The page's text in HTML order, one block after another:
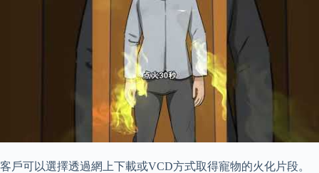
客戶可以選擇透過網上下載或VCD方式取得寵物的火化片段。